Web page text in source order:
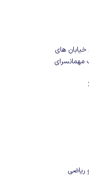
خیابان های
مهمانسرای
ریاضی